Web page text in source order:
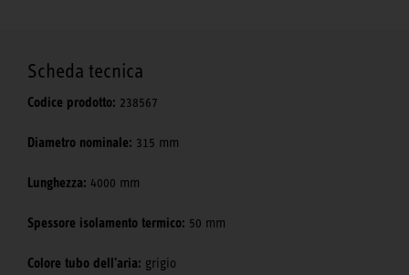
Scheda tecnica
Codice prodotto: 238567
Diametro nominale: 315 mm
Lunghezza: 4000 mm
Spessore isolamento termico: 50 mm
Colore tubo dell'aria: grigio